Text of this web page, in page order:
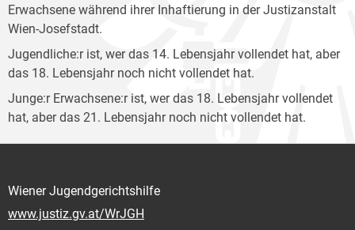
Erwachsene während ihrer Inhaftierung in der Justizanstalt
Wien-Josefstadt.
Jugendliche:r ist, wer das 14. Lebensjahr vollendet hat, aber
das 18. Lebensjahr noch nicht vollendet hat.
Junge:r Erwachsene:r ist, wer das 18. Lebensjahr vollendet
hat, aber das 21. Lebensjahr noch nicht vollendet hat.
Wiener Jugendgerichtshilfe
www.justiz.gv.at/WrJGH